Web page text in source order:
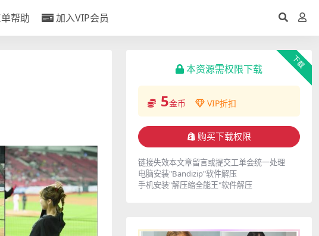
帮助 加入VIP会员
下载
本资源需权限下载
5金币 VIP折扣
购买下载权限
链接失效本文章留言或提交工单会统一处理
电脑安装"Bandizip"软件解压
手机安装"解压缩全能王"软件解压